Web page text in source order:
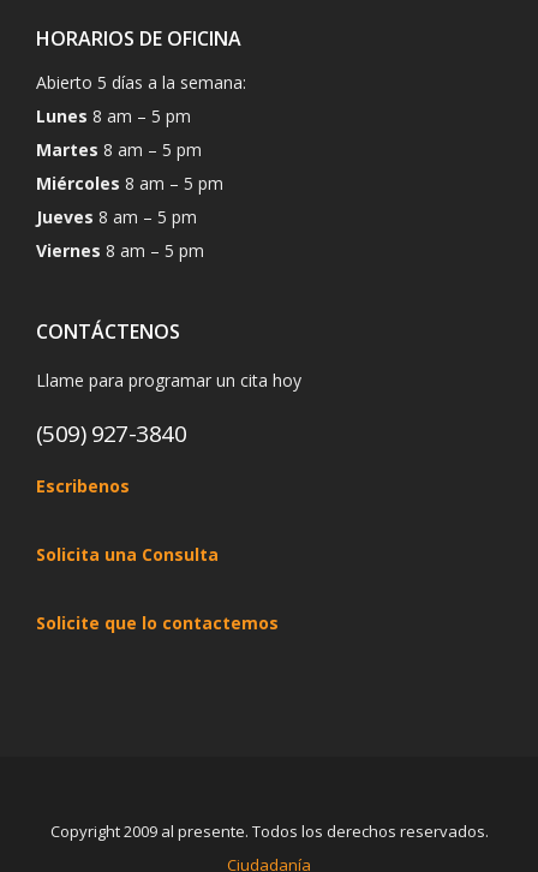
HORARIOS DE OFICINA
Abierto 5 días a la semana:
Lunes 8 am – 5 pm
Martes 8 am – 5 pm
Miércoles 8 am – 5 pm
Jueves 8 am – 5 pm
Viernes 8 am – 5 pm
CONTÁCTENOS
Llame para programar un cita hoy
(509) 927-3840
Escribenos
Solicita una Consulta
Solicite que lo contactemos
Copyright 2009 al presente. Todos los derechos reservados.
Ciudadanía